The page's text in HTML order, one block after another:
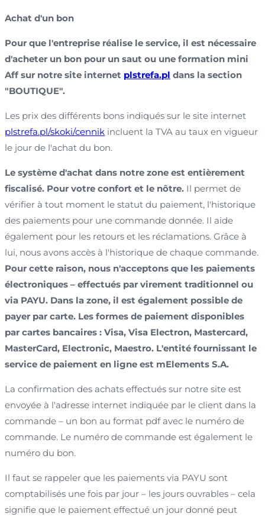
Achat d'un bon
Pour que l'entreprise réalise le service, il est nécessaire
d'acheter un bon pour un saut ou une formation mini
Aff sur notre site internet plstrefa.pl dans la section
"BOUTIQUE".
Les prix des différents bons indiqués sur le site internet
plstrefa.pl/skoki/cennik incluent la TVA au taux en vigueur
le jour de l'achat du bon.
Le système d'achat dans notre zone est entièrement
fiscalisé. Pour votre confort et le nôtre. Il permet de
vérifier à tout moment le statut du paiement, l'historique
des paiements pour une commande donnée. Il aide
également pour les retours et les réclamations. Grâce à
lui, nous avons accès à l'historique de chaque commande.
Pour cette raison, nous n'acceptons que les paiements
électroniques – effectués par virement traditionnel ou
via PAYU. Dans la zone, il est également possible de
payer par carte. Les formes de paiement disponibles
par cartes bancaires : Visa, Visa Electron, Mastercard,
MasterCard, Electronic, Maestro. L'entité fournissant le
service de paiement en ligne est mElements S.A.
La confirmation des achats effectués sur notre site est
envoyée à l'adresse internet indiquée par le client dans la
commande – un bon au format pdf avec le numéro de
commande. Le numéro de commande est également le
numéro du bon.
Il faut se rappeler que les paiements via PAYU sont
comptabilisés une fois par jour – les jours ouvrables – cela
signifie que le paiement effectué un jour donné peut